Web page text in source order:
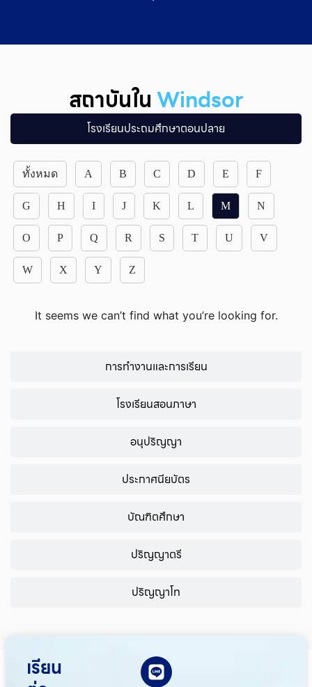
สถาบันในWindsor
โรงเรียนประถมศึกษาตอนปลาย
การทำงานและการเรียน
โรงเรียนสอนภาษา
อนุปริญญา
ประกาศนียบัตร
บัณฑิตศึกษา
ปริญญาตรี
ปริญญาโท
ทั้งหมด A B C D E F
G H I J K L M N
O P Q R S T U V
W X Y Z
It seems we can’t find what you’re looking for.
เรียน